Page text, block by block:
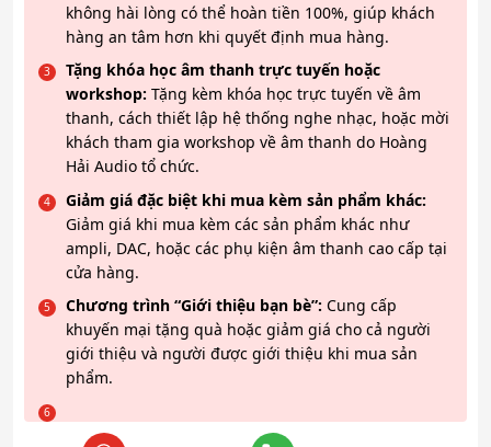
không hài lòng có thể hoàn tiền 100%, giúp khách
hàng an tâm hơn khi quyết định mua hàng.
Tặng khóa học âm thanh trực tuyến hoặc
workshop: Tặng kèm khóa học trực tuyến về âm
thanh, cách thiết lập hệ thống nghe nhạc, hoặc mời
khách tham gia workshop về âm thanh do Hoàng
Hải Audio tổ chức.
Giảm giá đặc biệt khi mua kèm sản phẩm khác:
Giảm giá khi mua kèm các sản phẩm khác như
ampli, DAC, hoặc các phụ kiện âm thanh cao cấp tại
cửa hàng.
Chương trình “Giới thiệu bạn bè”: Cung cấp
khuyến mại tặng quà hoặc giảm giá cho cả người
giới thiệu và người được giới thiệu khi mua sản
phẩm.